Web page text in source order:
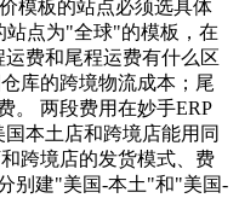
模板的站点必须选具体
站点为"全球"的模板，在
费和尾程运费有什么区
库的跨境物流成本；尾
。 两段费用在妙手ERP
本土店和跨境店能用同
跨境店的发货模式、费
别建"美国-本土"和"美国-